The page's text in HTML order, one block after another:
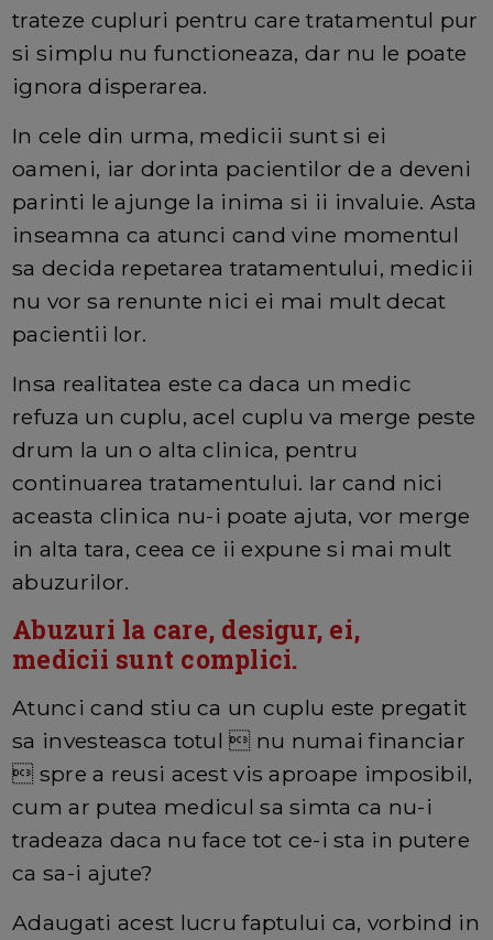
trateze cupluri pentru care tratamentul pur
si simplu nu functioneaza, dar nu le poate
ignora disperarea.
In cele din urma, medicii sunt si ei
oameni, iar dorinta pacientilor de a deveni
parinti le ajunge la inima si ii invaluie. Asta
inseamna ca atunci cand vine momentul
sa decida repetarea tratamentului, medicii
nu vor sa renunte nici ei mai mult decat
pacientii lor.
Insa realitatea este ca daca un medic
refuza un cuplu, acel cuplu va merge peste
drum la un o alta clinica, pentru
continuarea tratamentului. Iar cand nici
aceasta clinica nu-i poate ajuta, vor merge
in alta tara, ceea ce ii expune si mai mult
abuzurilor.
Abuzuri la care, desigur, ei,
medicii sunt complici.
Atunci cand stiu ca un cuplu este pregatit
sa investeasca totul  nu numai financiar
 spre a reusi acest vis aproape imposibil,
cum ar putea medicul sa simta ca nu-i
tradeaza daca nu face tot ce-i sta in putere
ca sa-i ajute?
Adaugati acest lucru faptului ca, vorbind in